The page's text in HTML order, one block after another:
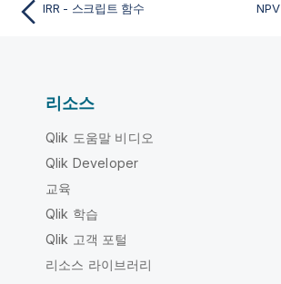
IRR - 스크립트 함수
리소스
Qlik 도움말 비디오
Qlik Developer
교육
Qlik 학습
Qlik 고객 포털
리소스 라이브러리